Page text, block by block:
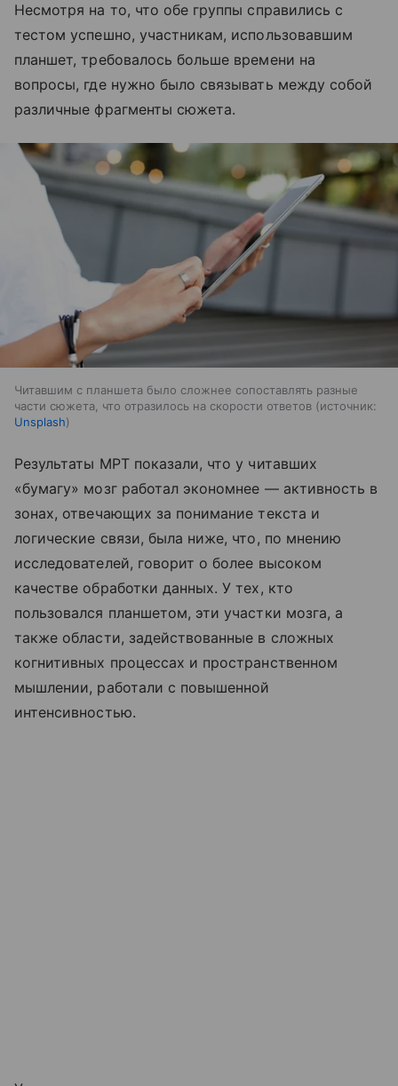
Несмотря на то, что обе группы справились с
тестом успешно, участникам, использовавшим
планшет, требовалось больше времени на
вопросы, где нужно было связывать между собой
различные фрагменты сюжета.
Читавшим с планшета было сложнее сопоставлять разные
части сюжета, что отразилось на скорости ответов
источник:
Unsplash
Результаты МРТ показали, что у читавших
«бумагу» мозг работал экономнее — активность в
зонах, отвечающих за понимание текста и
логические связи, была ниже, что, по мнению
исследователей, говорит о более высоком
качестве обработки данных. У тех, кто
пользовался планшетом, эти участки мозга, а
также области, задействованные в сложных
когнитивных процессах и пространственном
мышлении, работали с повышенной
интенсивностью.